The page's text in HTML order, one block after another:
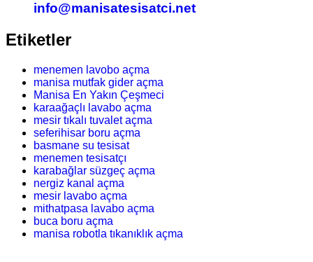
info@manisatesisatci.net
Etiketler
menemen lavobo açma
manisa mutfak gider açma
Manisa En Yakın Çeşmeci
karaağaçlı lavabo açma
mesir tıkalı tuvalet açma
seferihisar boru açma
basmane su tesisat
menemen tesisatçı
karabağlar süzgeç açma
nergiz kanal açma
mesir lavabo açma
mithatpasa lavabo açma
buca boru açma
manisa robotla tıkanıklık açma